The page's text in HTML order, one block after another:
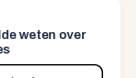
weten over